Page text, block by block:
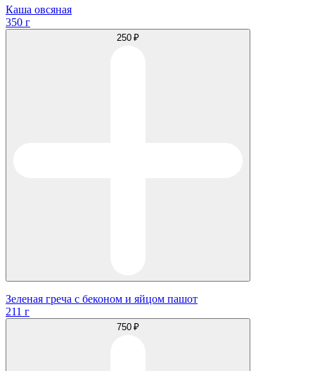
Каша овсяная
350 г
250 ₽
Зеленая греча с беконом и яйцом пашот
211 г
750 ₽